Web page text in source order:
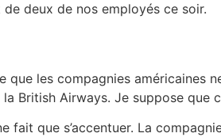
deux de nos employés ce soir.
que les compagnies américaines
British Airways. Je suppose que
fait que s’accentuer. La